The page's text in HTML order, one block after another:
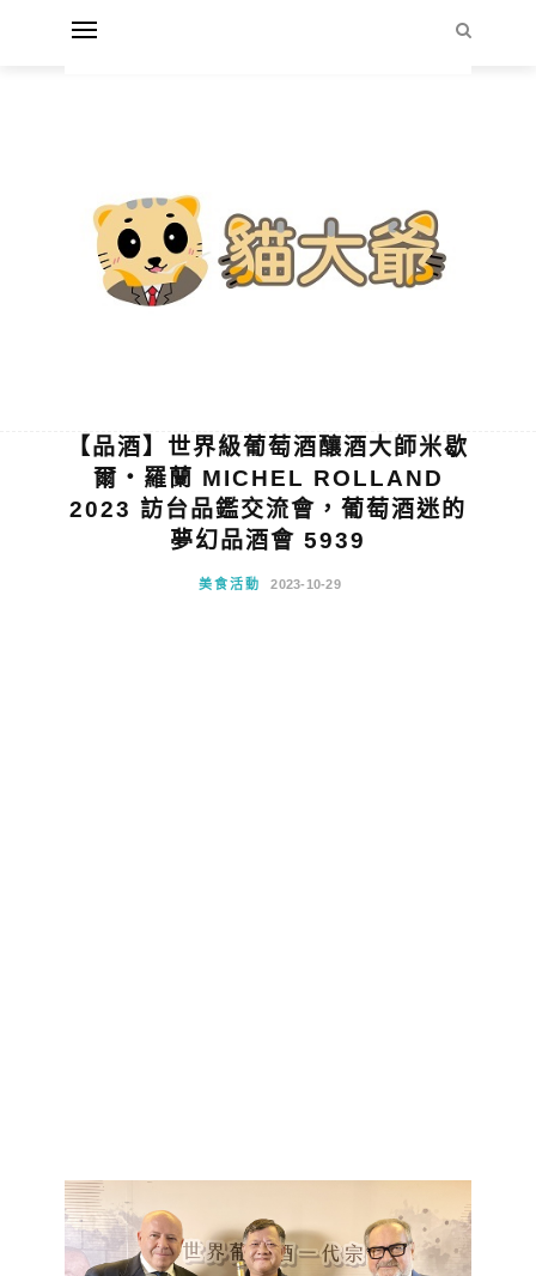
【品酒】世界級葡萄酒釀酒大師米歇
爾‧羅蘭 MICHEL ROLLAND
2023 訪台品鑑交流會，葡萄酒迷的
夢幻品酒會 5939
美食活動 2023-10-29